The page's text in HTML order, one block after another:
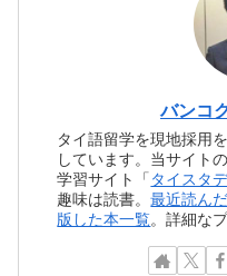
バンコ
タイ語留学を現地採用
しています。当サイト
学習サイト「 タイスタ
趣味は読書。最近読ん
版した本一覧。詳細な